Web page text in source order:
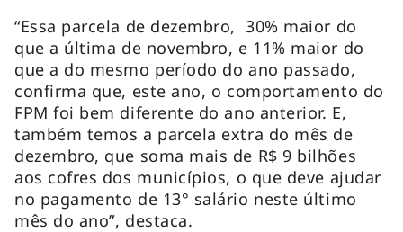
“Essa parcela de dezembro, 30% maior do
que a última de novembro, e 11% maior do
que a do mesmo período do ano passado,
confirma que, este ano, o comportamento do
FPM foi bem diferente do ano anterior. E,
também temos a parcela extra do mês de
dezembro, que soma mais de R$ 9 bilhões
aos cofres dos municípios, o que deve ajudar
no pagamento de 13° salário neste último
mês do ano”, destaca.